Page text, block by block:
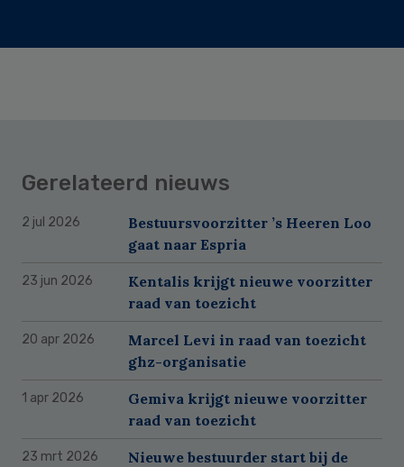
Gerelateerd nieuws
2 jul 2026
Bestuursvoorzitter ’s Heeren Loo
gaat naar Espria
23 jun 2026
Kentalis krijgt nieuwe voorzitter
raad van toezicht
20 apr 2026
Marcel Levi in raad van toezicht
ghz-organisatie
1 apr 2026
Gemiva krijgt nieuwe voorzitter
raad van toezicht
23 mrt 2026
Nieuwe bestuurder start bij de